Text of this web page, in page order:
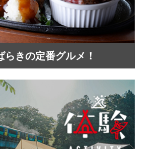
らきの定番グルメ！